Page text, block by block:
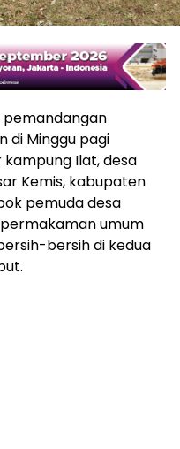
pemandangan
di Minggu pagi
Ilat, desa
Kemis, kabupaten
pemuda desa
umum
bersih di kedua